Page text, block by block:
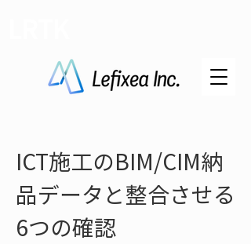
ICT施工のBIM/CIM納
品データと整合させる
6つの確認